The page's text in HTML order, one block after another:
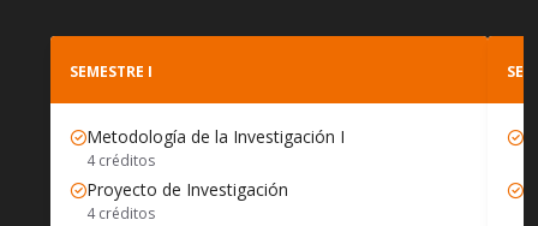
SEMESTRE I
Metodología de la Investigación I
4 créditos
Proyecto de Investigación
4 créditos